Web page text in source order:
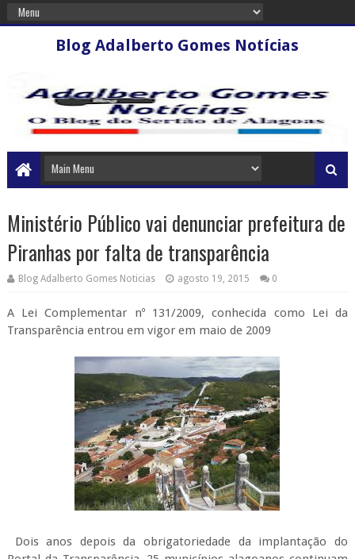
Blog Adalberto Gomes Notícias
Ministério Público vai denunciar prefeitura de
Piranhas por falta de transparência
Blog Adalberto Gomes Noticias agosto 19, 2015 0
A Lei Complemen­tar nº 131/2009, conhecida como Lei da
Transparência entrou em vigor em maio de 2009
Dois anos depois da obrigatoriedade da implantação do